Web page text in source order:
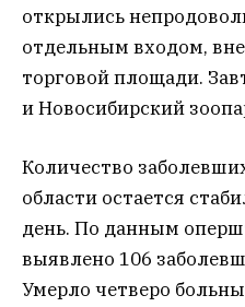
открылись
отдельным входом,
торговой площади.
и Новосибирский
Количество
области остается
день. По данным
выявлено 106
Умерло четверо